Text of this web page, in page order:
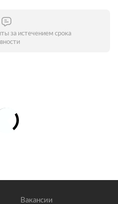
за истечением срока
Вакансии